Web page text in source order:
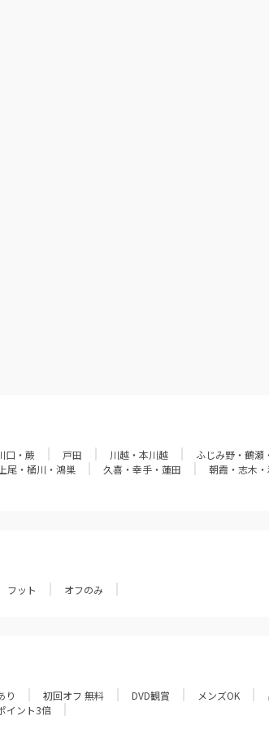
口・蕨 戸田 川越・本川越 ふじみ野・鶴瀬
上尾・桶川・鴻巣 久喜・幸手・蓮田 朝霞・志木
フット オフのみ
り 初回オフ 無料 DVD観賞 メンズOK
イント3倍